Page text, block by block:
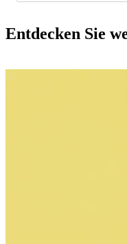
Entdecken Sie